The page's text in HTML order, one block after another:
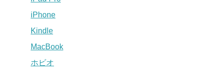
iPhone
Kindle
MacBook
ホビオ